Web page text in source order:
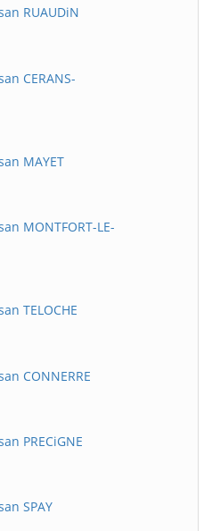
RUAUDiN
CERANS-
MAYET
MONTFORT-LE-
TELOCHE
CONNERRE
PRECiGNE
SPAY